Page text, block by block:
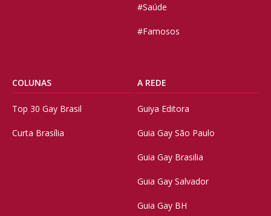
#Saúde
#Famosos
COLUNAS
Top 30 Gay Brasil
Curta Brasília
A REDE
Guiya Editora
Guia Gay São Paulo
Guia Gay Brasilia
Guia Gay Salvador
Guia Gay BH